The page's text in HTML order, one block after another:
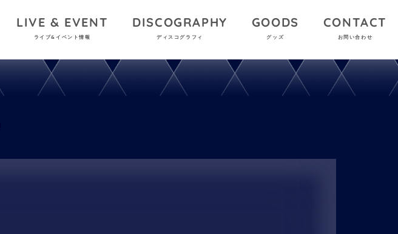
LIVE & EVENT
ライブ&イベント情報
DISCOGRAPHY
ディスコグラフィ
GOODS
グッズ
CONTACT
お問い合わせ